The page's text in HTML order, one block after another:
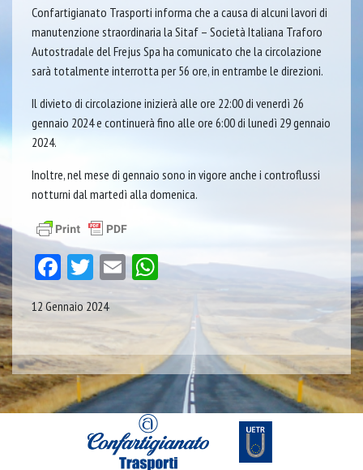
Confartigianato Trasporti informa che a causa di alcuni lavori di
manutenzione straordinaria la Sitaf – Società Italiana Traforo
Autostradale del Frejus Spa ha comunicato che la circolazione
sarà totalmente interrotta per 56 ore, in entrambe le direzioni.
Il divieto di circolazione inizierà alle ore 22:00 di venerdì 26
gennaio 2024 e continuerà fino alle ore 6:00 di lunedì 29 gennaio
2024.
Inoltre, nel mese di gennaio sono in vigore anche i controflussi
notturni dal martedì alla domenica.
Facebook
Twitter
EmailWhatsApp
12 Gennaio 2024